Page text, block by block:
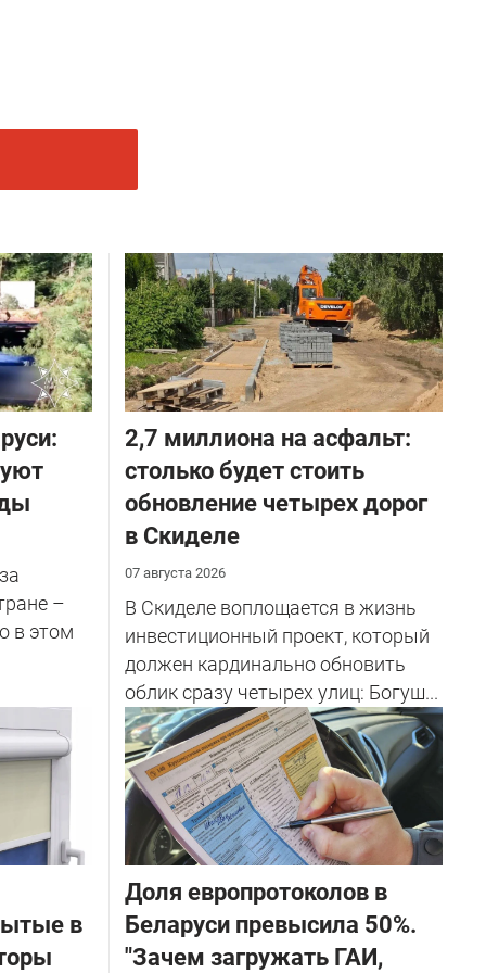
–
в этом
2,7 миллиона на асфальт:
столько будет стоить
обновление четырех дорог
в Скиделе
07 августа 2026
В Скиделе воплощается в жизнь
инвестиционный проект, который
должен кардинально обновить
облик сразу четырех улиц: Богуш...
в
Доля европротоколов в
Беларуси превысила 50%.
"Зачем загружать ГАИ,